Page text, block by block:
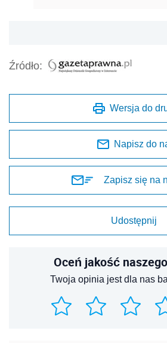
Źródło:
Wersja do
Napisz do
Zapisz się na
Udostępnij
Oceń jakość
Twoja opinia jest dla nas